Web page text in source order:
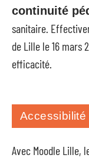
continuité
sanitaire.
de Lille le 16 mars
efficacité.
Accessibilité
Avec Moodle Lille,